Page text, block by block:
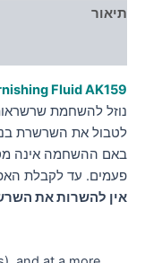
תיאור
FluidAK159
נוזל להשחמת
לטבול את השרשרת
באם ההשחמה אינה
פעמים. עד לקבלת
אין להשרות את